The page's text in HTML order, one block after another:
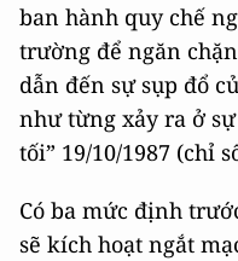
ban hành quy chế
trường để ngăn
dẫn đến sự sụp đổ
như từng xảy ra ở
tối” 19/10/1987 (chỉ
Có ba mức định
sẽ kích hoạt ngắt